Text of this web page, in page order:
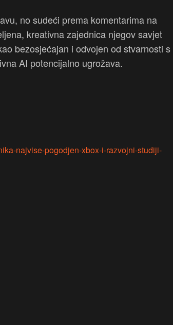
no sudeći prema komentarima na
kreativna zajednica njegov savjet
bezosjećajan i odvojen od stvarnosti s
AI potencijalno ugrožava.
najvise-pogodjen-xbox-i-razvojni-studiji-